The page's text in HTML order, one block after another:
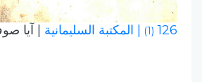
126
(1) | المكتبة السليمانية | آيا